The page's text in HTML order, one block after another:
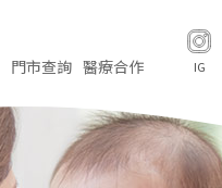
門市查詢 醫療合作 IG